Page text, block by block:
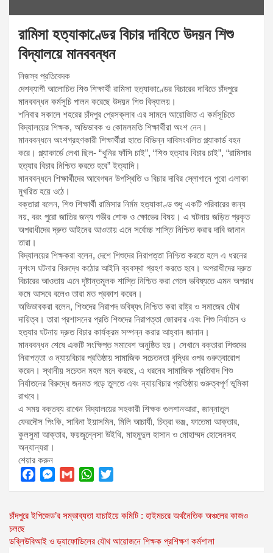
রামিসা হত্যাকাণ্ডের বিচার দাবিতে উদয়ন শিশু
বিদ্যালয়ে মানববন্ধন
নিজস্ব প্রতিবেদক
দেশব্যাপী আলোচিত শিশু শিক্ষার্থী রামিসা হত্যাকাণ্ডের বিচারের দাবিতে চাঁদপুরে
মানববন্ধন কর্মসূচি পালন করেছে উদয়ন শিশু বিদ্যালয়।
শনিবার সকালে শহরের চাঁদপুর প্রেসক্লাব এর সামনে আয়োজিত এ কর্মসূচিতে
বিদ্যালয়ের শিক্ষক, অভিভাবক ও কোমলমতি শিক্ষার্থীরা অংশ নেন।
মানববন্ধনে অংশগ্রহণকারী শিক্ষার্থীরা হাতে বিভিন্ন দাবিসংবলিত প্ল্যাকার্ড বহন
করে। প্ল্যাকার্ডে লেখা ছিল- “খুনির ফাঁসি চাই”, “শিশু হত্যার বিচার চাই”, “রামিসার
হত্যার বিচার নিশ্চিত করতে হবে” ইত্যাদি।
মানববন্ধনে শিক্ষার্থীদের আবেগঘন উপস্থিতি ও বিচার দাবির স্লোগানে পুরো এলাকা
মুখরিত হয়ে ওঠে।
বক্তারা বলেন, শিশু শিক্ষার্থী রামিসার নির্মম হত্যাকাণ্ড শুধু একটি পরিবারের জন্য
নয়, বরং পুরো জাতির জন্য গভীর শোক ও ক্ষোভের বিষয়। এ ঘটনায় জড়িত প্রকৃত
অপরাধীদের দ্রুত আইনের আওতায় এনে সর্বোচ্চ শাস্তি নিশ্চিত করার দাবি জানান
তারা।
বিদ্যালয়ের শিক্ষকরা বলেন, দেশে শিশুদের নিরাপত্তা নিশ্চিত করতে হলে এ ধরনের
নৃশংস ঘটনার বিরুদ্ধে কঠোর আইনি ব্যবস্থা গ্রহণ করতে হবে। অপরাধীদের দ্রুত
বিচারের আওতায় এনে দৃষ্টান্তমূলক শাস্তি নিশ্চিত করা গেলে ভবিষ্যতে এমন অপরাধ
কমে আসবে বলেও তারা মত প্রকাশ করেন।
অভিভাবকরা বলেন, শিশুদের নিরাপদ ভবিষ্যৎ নিশ্চিত করা রাষ্ট্র ও সমাজের যৌথ
দায়িত্ব। তারা প্রশাসনের প্রতি শিশুদের নিরাপত্তা জোরদার এবং শিশু নির্যাতন ও
হত্যার ঘটনায় দ্রুত বিচার কার্যক্রম সম্পন্ন করার আহ্বান জানান।
মানববন্ধন শেষে একটি সংক্ষিপ্ত সমাবেশ অনুষ্ঠিত হয়। সেখানে বক্তারা শিশুদের
নিরাপত্তা ও ন্যায়বিচার প্রতিষ্ঠায় সামাজিক সচেতনতা বৃদ্ধির ওপর গুরুত্বারোপ
করেন। স্থানীয় সচেতন মহল মনে করছে, এ ধরনের সামাজিক প্রতিবাদ শিশু
নির্যাতনের বিরুদ্ধে জনমত গড়ে তুলতে এবং ন্যায়বিচার প্রতিষ্ঠায় গুরুত্বপূর্ণ ভূমিকা
রাখবে।
এ সময় বক্তব্য রাখেন বিদ্যালয়ের সহকারী শিক্ষক গুলশানআরা, জান্নাতুল
ফেরদৌস পিংকি, সাবিনা ইয়াসমিন, মিলি আচার্যী, চিত্রা ভঞ্জ, ফাতেমা আক্তার,
কুলসুমা আক্তার, ফয়জুন্নেসা উইথি, মাহমুদুল হাসান ও মোহাম্মদ হোসেনসহ
অন্যান্যরা।
শেয়ার করুন
F
c
e
b
M
s
e
G
a
l
W
a
s
T
i
t
Post
navigation
চাঁদপুরে ইপিজেড’র সম্ভাব্যতা যাচাইয়ে কমিটি : হাইমচরে অর্থনৈতিক অঞ্চলের কাজও
চলছে
ডব্লিউবিআই ও ড্যাফোডিলের যৌথ আয়োজনে শিক্ষক প্রশিক্ষণ কর্মশালা